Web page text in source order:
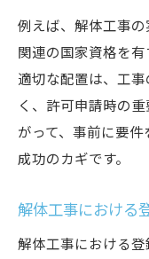
例えば、解体工事
関連の国家資格を
適切な配置は、工
く、許可申請時の
がって、事前に要
成功のカギです。
解体工事における
解体工事における